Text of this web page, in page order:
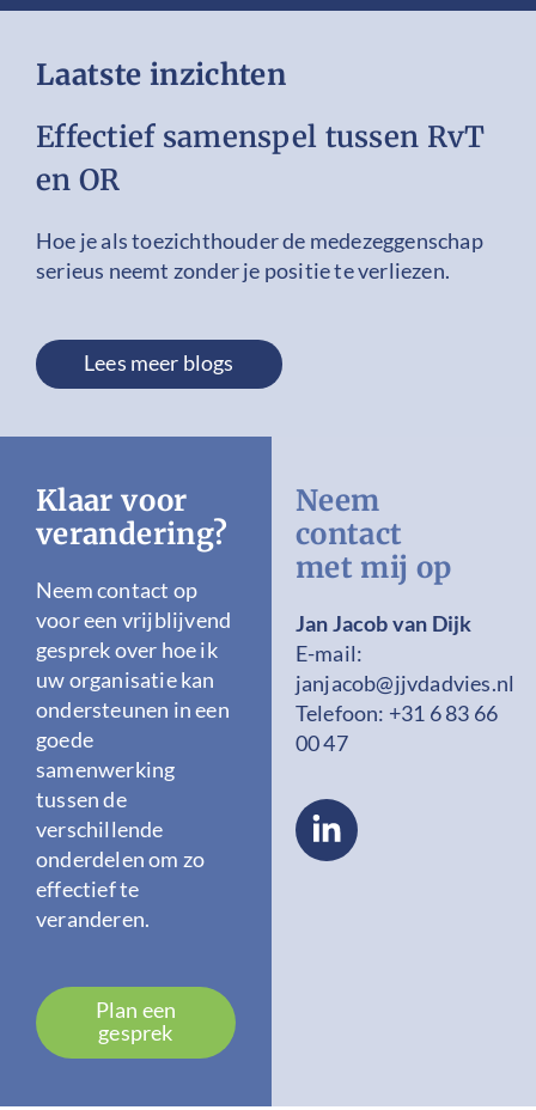
Laatste inzichten
Effectief samenspel tussen RvT
en OR
Hoe je als toezichthouder de medezeggenschap
serieus neemt zonder je positie te verliezen.
Lees meer blogs
Klaar voor
verandering?
Neem contact op
voor een vrijblijvend
gesprek over hoe ik
uw organisatie kan
ondersteunen in een
goede
samenwerking
tussen de
verschillende
onderdelen om zo
effectief te
veranderen.
Plan een
gesprek
Neem
contact
met mij op
Jan Jacob van Dijk
E-mail:
janjacob@jjvdadvies.nl
Telefoon: +31 6 83 66
00 47